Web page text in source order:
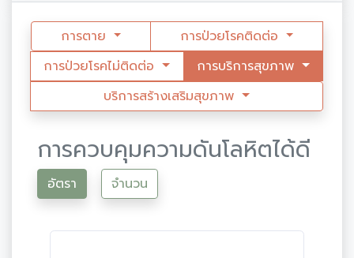
การตาย
การป่วยโรคติดต่อ
การป่วยโรคไม่ติดต่อ
การบริการสุขภาพ
บริการสร้างเสริมสุขภาพ
การควบคุมความดันโลหิตได้ดี
อัตรา จำนวน